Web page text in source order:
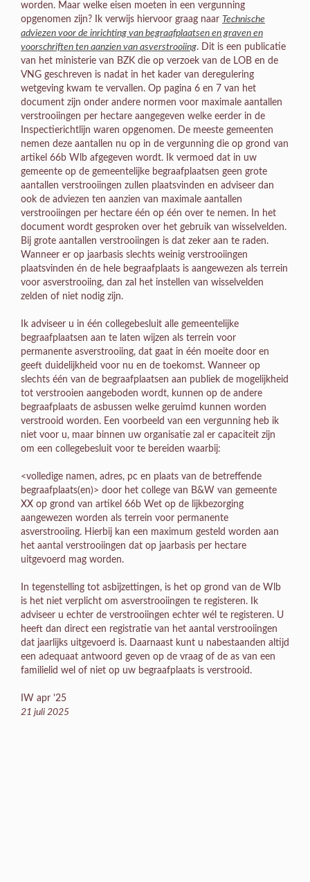
worden. Maar welke eisen moeten in een vergunning
opgenomen zijn? Ik verwijs hiervoor graag naar Technische
adviezen voor de inrichting van begraafplaatsen en graven en
voorschriften ten aanzien van asverstrooiing. Dit is een publicatie
van het ministerie van BZK die op verzoek van de LOB en de
VNG geschreven is nadat in het kader van deregulering
wetgeving kwam te vervallen. Op pagina 6 en 7 van het
document zijn onder andere normen voor maximale aantallen
verstrooiingen per hectare aangegeven welke eerder in de
Inspectierichtlijn waren opgenomen. De meeste gemeenten
nemen deze aantallen nu op in de vergunning die op grond van
artikel 66b Wlb afgegeven wordt. Ik vermoed dat in uw
gemeente op de gemeentelijke begraafplaatsen geen grote
aantallen verstrooiingen zullen plaatsvinden en adviseer dan
ook de adviezen ten aanzien van maximale aantallen
verstrooiingen per hectare één op één over te nemen. In het
document wordt gesproken over het gebruik van wisselvelden.
Bij grote aantallen verstrooiingen is dat zeker aan te raden.
Wanneer er op jaarbasis slechts weinig verstrooiingen
plaatsvinden én de hele begraafplaats is aangewezen als terrein
voor asverstrooiing, dan zal het instellen van wisselvelden
zelden of niet nodig zijn.
Ik adviseer u in één collegebesluit alle gemeentelijke
begraafplaatsen aan te laten wijzen als terrein voor
permanente asverstrooiing, dat gaat in één moeite door en
geeft duidelijkheid voor nu en de toekomst. Wanneer op
slechts één van de begraafplaatsen aan publiek de mogelijkheid
tot verstrooien aangeboden wordt, kunnen op de andere
begraafplaats de asbussen welke geruimd kunnen worden
verstrooid worden. Een voorbeeld van een vergunning heb ik
niet voor u, maar binnen uw organisatie zal er capaciteit zijn
om een collegebesluit voor te bereiden waarbij:
<volledige namen, adres, pc en plaats van de betreffende
begraafplaats(en)> door het college van B&W van gemeente
XX op grond van artikel 66b Wet op de lijkbezorging
aangewezen worden als terrein voor permanente
asverstrooiing. Hierbij kan een maximum gesteld worden aan
het aantal verstrooiingen dat op jaarbasis per hectare
uitgevoerd mag worden.
In tegenstelling tot asbijzettingen, is het op grond van de Wlb
is het niet verplicht om asverstrooiingen te registeren. Ik
adviseer u echter de verstrooiingen echter wél te registeren. U
heeft dan direct een registratie van het aantal verstrooiingen
dat jaarlijks uitgevoerd is. Daarnaast kunt u nabestaanden altijd
een adequaat antwoord geven op de vraag of de as van een
familielid wel of niet op uw begraafplaats is verstrooid.
IW apr '25
21 juli 2025